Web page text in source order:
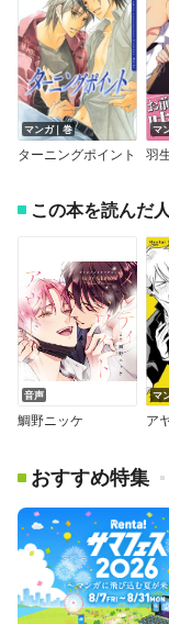
マンガ｜巻
ターニングポイント
マ
この本を読んだ
音声
鯛野ニッケ
マ
ア
おすすめ特集